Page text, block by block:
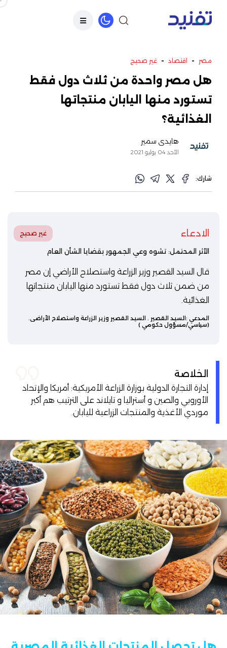
مصر - اقتصاد - غير صحيح
هل مصر واحدة من ثلاث دول فقط
تستورد منها اليابان منتجاتها
الغذائية؟
هايدي سمير
الأحد 04 يوليو 2021
شارك:
الادعاء غير صحيح
الأثر المحتمل: تشوه وعي الجمهور بقضايا الشأن العام
قال السيد القصير وزير الزراعة واستصلاح الأراضي إن مصر
من ضمن ثلاث دول فقط تستورد منها اليابان منتجاتها
الغذائية.
المدعي : السيد القصير . السيد القصير وزير الزراعة واستصلاح الأراضي.
(سياسي/مسؤول حكومي )
الخلاصة
إدارة التجارة الدولية بوزارة الزراعة الأمريكية: أمريكا والإتحاد
الأوروبي والصين و أستراليا و تايلاند على الترتيب هم أكبر
موردي الأغذية والمنتجات الزراعية لليابان.